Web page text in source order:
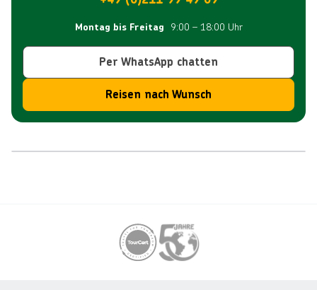
Montag bis Freitag 9:00 – 18:00 Uhr
Per WhatsApp chatten
Reisen nach Wunsch
Reiseroute